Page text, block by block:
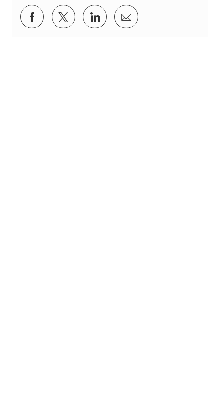
Partager via Facebook
Partager via twitter
Partager via LinkedIn
Partager par e-mail